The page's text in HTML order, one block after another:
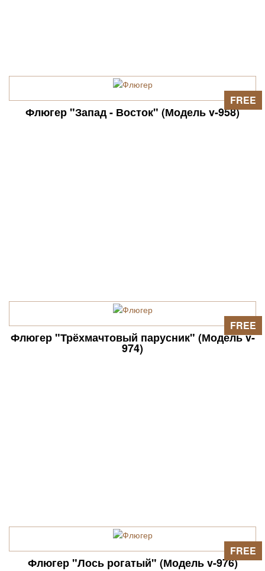
Флюгер "Запад - Восток" (Модель v-958)
FREE
Флюгер "Трёхмачтовый парусник" (Модель v-
974)
FREE
Флюгер "Лось рогатый" (Модель v-976)
FREE